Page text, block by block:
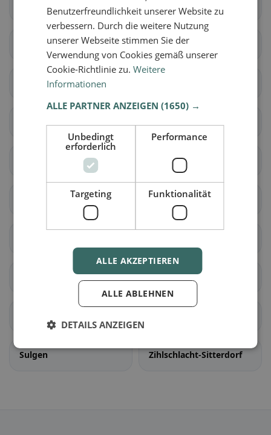
Dozwil
Egnach
Salmsach
Uttwil
Hauptwil-Gottshaus
Sulgen Zihlschlacht-Sitterdorf
Benutzerfreundlichkeit unserer Website zu
verbessern. Durch die weitere Nutzung
unserer Webseite stimmen Sie der
Verwendung von Cookies gemäß unserer
Cookie-Richtlinie zu.Weitere
Informationen
ALLE PARTNER ANZEIGEN(1650) →
Unbedingt
erforderlich
Performance
Targeting Funktionalität
ALLE AKZEPTIEREN
ALLE ABLEHNEN
DETAILS ANZEIGEN